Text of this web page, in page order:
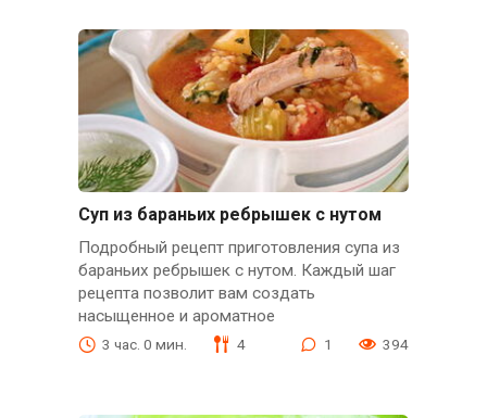
Суп из бараньих ребрышек с нутом
Подробный рецепт приготовления супа из
бараньих ребрышек с нутом. Каждый шаг
рецепта позволит вам создать
насыщенное и ароматное
3 час. 0 мин. 4 1 394